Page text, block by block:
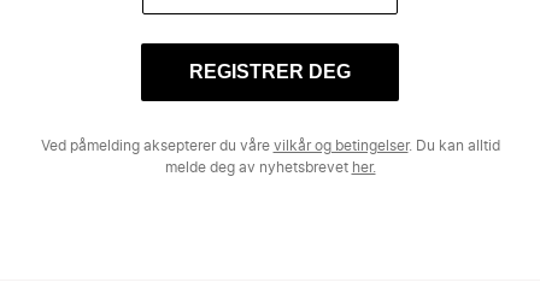
REGISTRER DEG
Ved påmelding aksepterer du våre vilkår og betingelser. Du kan alltid
melde deg av nyhetsbrevet her.